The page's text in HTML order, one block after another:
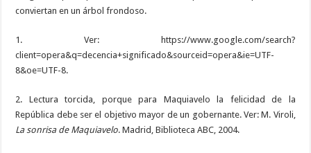
conviertan en un árbol frondoso.
1. Ver: https://www.google.com/search?
client=opera&q=decencia+significado&sourceid=opera&ie=UTF-
8&oe=UTF-8.
2. Lectura torcida, porque para Maquiavelo la felicidad de la
República debe ser el objetivo mayor de un gobernante. Ver: M. Viroli,
La sonrisa de Maquiavelo. Madrid, Biblioteca ABC, 2004.